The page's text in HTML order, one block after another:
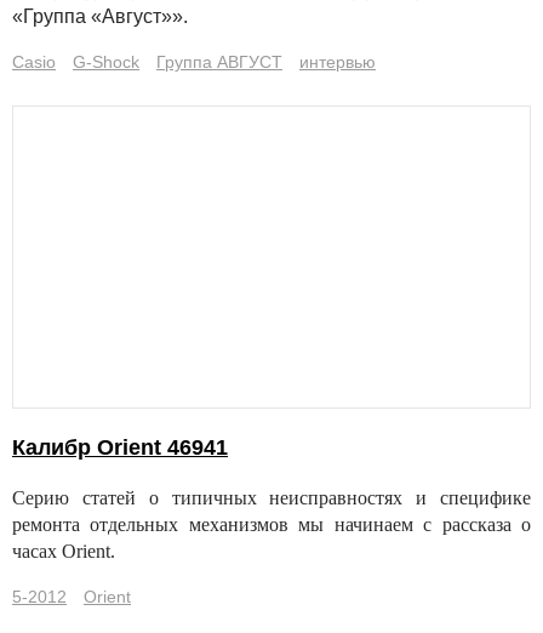
«Группа «Август»».
Сasio G-Shock Группа АВГУСТ интервью
Калибр Orient 46941
Серию статей о типичных неисправностях и специфике
ремонта отдельных механизмов мы начинаем с рассказа о
часах Orient.
5-2012 Orient